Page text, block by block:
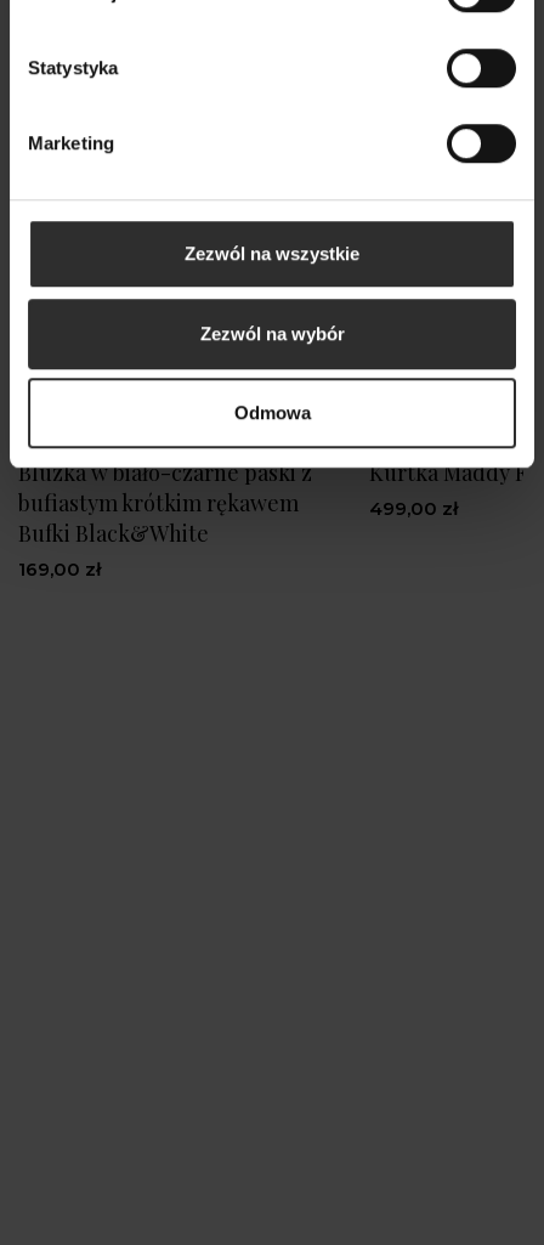
Statystyka
Marketing
Zezwól na wszystkie
Zezwól na wybór
Odmowa
Bluzka w biało-czarne paski z
bufiastym krótkim rękawem
Bufki Black&White
169,00 zł
Kurtka Maddy
499,00 zł